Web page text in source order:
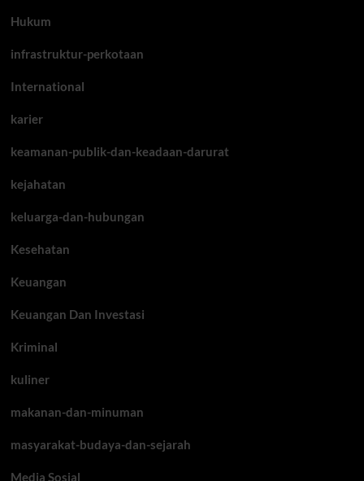
Hukum
infrastruktur-perkotaan
International
karier
keamanan-publik-dan-keadaan-darurat
kejahatan
keluarga-dan-hubungan
Kesehatan
Keuangan
Keuangan Dan Investasi
Kriminal
kuliner
makanan-dan-minuman
masyarakat-budaya-dan-sejarah
Media Sosial